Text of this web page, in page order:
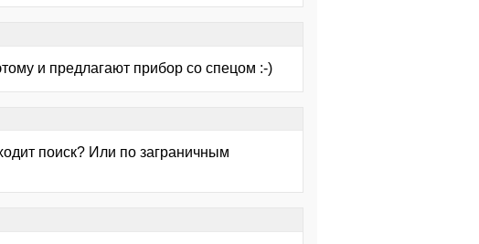
и предлагают прибор со спецом :-)
поиск? Или по заграничным